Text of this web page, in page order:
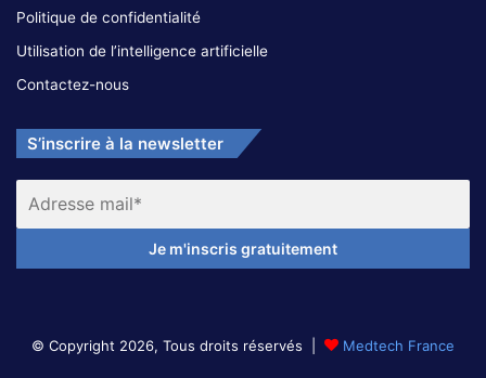
Politique de confidentialité
Utilisation de l’intelligence artificielle
Contactez-nous
S’inscrire à la newsletter
© Copyright 2026, Tous droits réservés | Medtech France